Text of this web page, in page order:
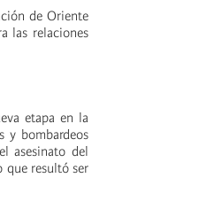
de Oriente
las relaciones
etapa en la
y bombardeos
asesinato del
que resultó ser